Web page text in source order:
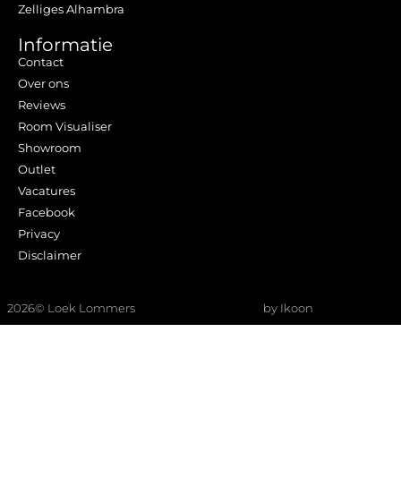
Zelliges Alhambra
Informatie
Contact
Over ons
Reviews
Room Visualiser
Showroom
Outlet
Vacatures
Facebook
Privacy
Disclaimer
2026© Loek Lommers by Ikoon